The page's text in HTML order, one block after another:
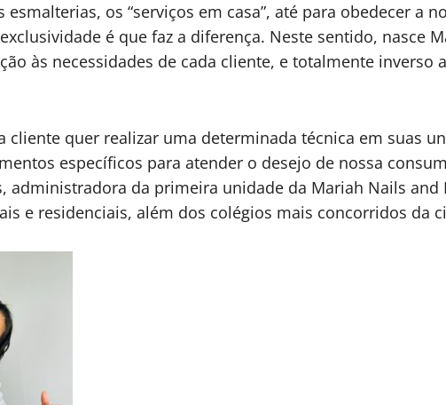
esmalterias, os “serviços em casa”, até para obedecer
é que faz a diferença. Neste sentido, nasce
às necessidades de cada cliente, e totalmente
cliente quer realizar uma determinada técnica em suas
específicos para atender o desejo de nossa
administradora da primeira unidade da Mariah Nails
e residenciais, além dos colégios mais concorridos da